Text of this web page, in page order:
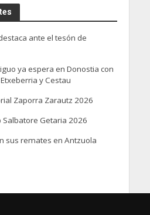
ante el tesón de
ya espera en Donostia con
y Cestau
Zaporra Zarautz 2026
Getaria 2026
sus remates en Antzuola